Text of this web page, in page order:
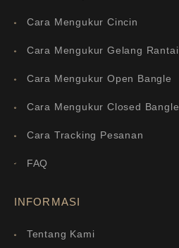
Cara Mengukur Cincin
Cara Mengukur Gelang Rantai
Cara Mengukur Open Bangle
Cara Mengukur Closed Bangle
Cara Tracking Pesanan
FAQ
INFORMASI
Tentang Kami